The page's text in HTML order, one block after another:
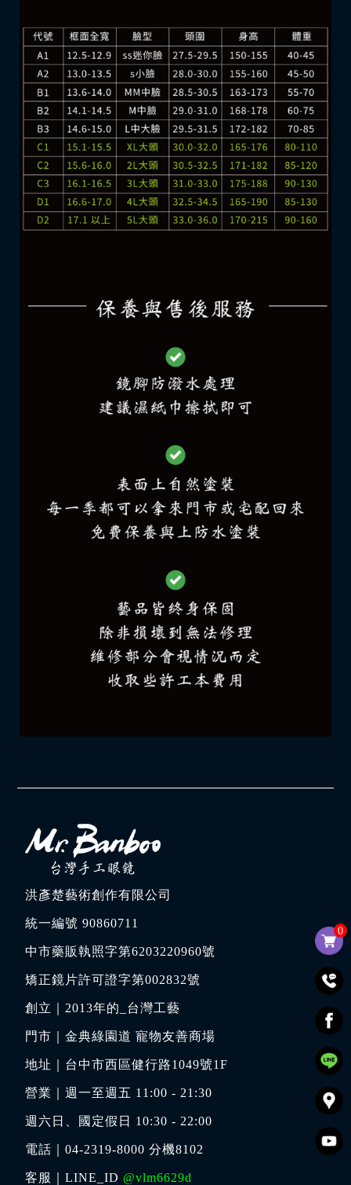
0
洪彥楚藝術創作有限公司
統一編號 90860711
中市藥販執照字第6203220960號
矯正鏡片許可證字第002832號
創立｜2013年的_台灣工藝
門市｜金典綠園道 寵物友善商場
地址｜ 台中市西區健行路1049號1F
營業｜週一至週五 11:00 - 21:30
週六日、國定假日 10:30 - 22:00
電話｜04-2319-8000 分機8102
客服｜LINE_ID @vlm6629d